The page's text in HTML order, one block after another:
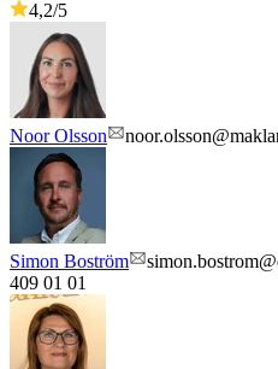
4,2/5
Noor Olsson
Simon Boström
409 01 01